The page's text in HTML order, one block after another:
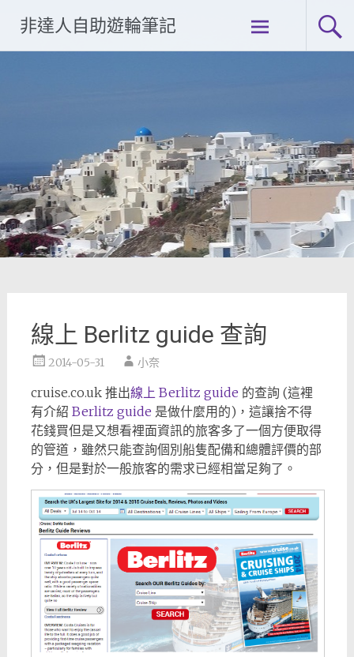
content
非達人自助遊輪筆記
線上 Berlitz guide 查詢
2014-05-31 小奈
cruise.co.uk 推出線上 Berlitz guide 的查詢 (這裡
有介紹 Berlitz guide 是做什麼用的)，這讓捨不得
花錢買但是又想看裡面資訊的旅客多了一個方便取得
的管道，雖然只能查詢個別船隻配備和總體評價的部
分，但是對於一般旅客的需求已經相當足夠了。